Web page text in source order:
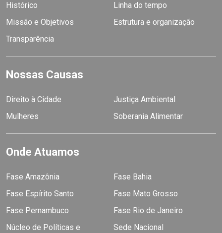
Histórico
Linha do tempo
Missão e Objetivos
Estrutura e organização
Transparência
Nossas Causas
Direito à Cidade
Justiça Ambiental
Mulheres
Soberania Alimentar
Onde Atuamos
Fase Amazônia
Fase Bahia
Fase Espírito Santo
Fase Mato Grosso
Fase Pernambuco
Fase Rio de Janeiro
Núcleo de Políticas e
Sede Nacional